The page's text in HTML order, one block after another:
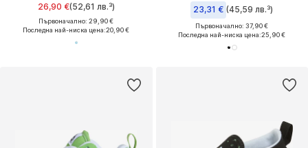
26,90 €(52,61 лв.³)
Първоначално: 29,90 €
Последна най-ниска цена:20,90 €
23,31 € (45,59 лв.³)
Първоначално: 37,90 €
Последна най-ниска цена:25,90 €